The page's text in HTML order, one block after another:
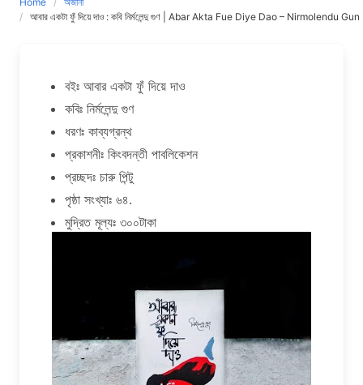
আবার একটা ফুঁ দিয়ে দাও : কবি নির্মলেন্দু গুণ | Abar Akta Fue Diye Dao – Nirmolendu Gun
বইঃ আবার একটা ফুঁ দিয়ে দাও
কবিঃ নির্মলেন্দু গুণ
ধরণঃ কাব্যগ্রন্থ
প্রকাশনীঃ কিংবদন্তী পাবলিকেশন
প্রচ্ছদঃ চারু পিন্টু
পৃষ্ঠা সংখ্যাঃ ৬৪.
মুদ্রিত মূল্যঃ ৩০০টাকা